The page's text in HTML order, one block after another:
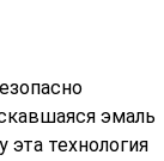
эмаль
технология